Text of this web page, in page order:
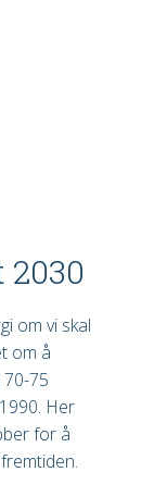
om vi skal
om å
75
Her
for å